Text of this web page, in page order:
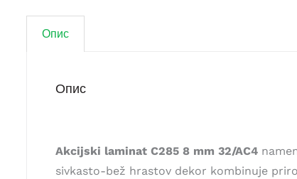
Опис
Опис
Akcijski laminat C285 8 mm 32/AC4
sivkasto-bež hrastov dekor kombinuje